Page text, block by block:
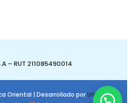
– RUT 211085490014
Oriental | Desarrollado porUrbanbit